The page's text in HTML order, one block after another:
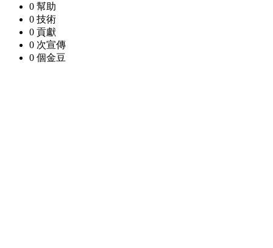
0 幫助
0 技術
0 貢獻
0 次宣傳
0 個金豆